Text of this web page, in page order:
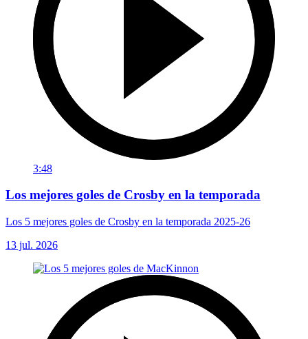
3:48
Los mejores goles de Crosby en la temporada
Los 5 mejores goles de Crosby en la temporada 2025-26
13 jul. 2026